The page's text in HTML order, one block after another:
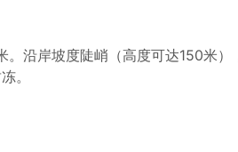
沿岸坡度陡峭（高度可达150米）
。